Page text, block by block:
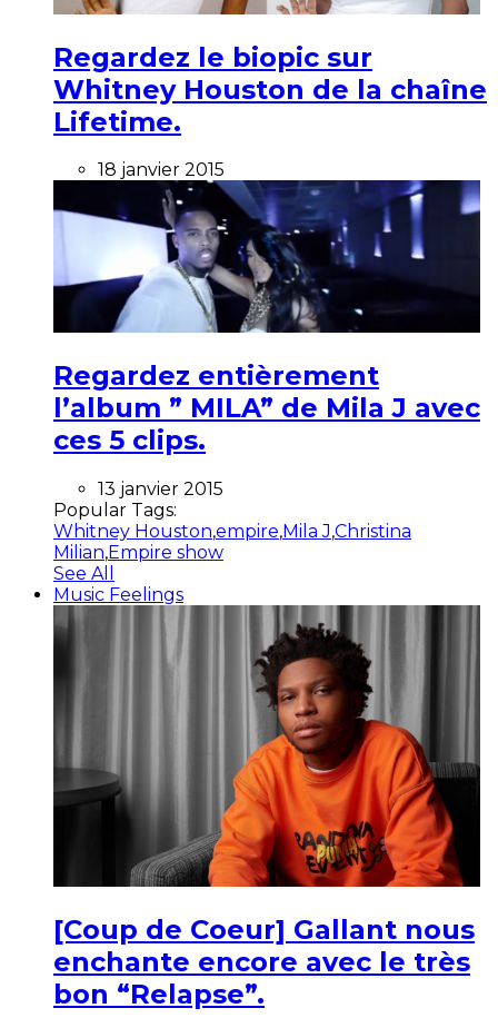
Regardez le biopic sur
Whitney Houston de la chaîne
Lifetime.
18 janvier 2015
Regardez entièrement
l’album ” MILA” de Mila J avec
ces 5 clips.
13 janvier 2015
Popular Tags:
Whitney Houston,empire,Mila J,Christina
Milian,Empire show
See All
Music Feelings
[Coup de Coeur] Gallant nous
enchante encore avec le très
bon “Relapse”.